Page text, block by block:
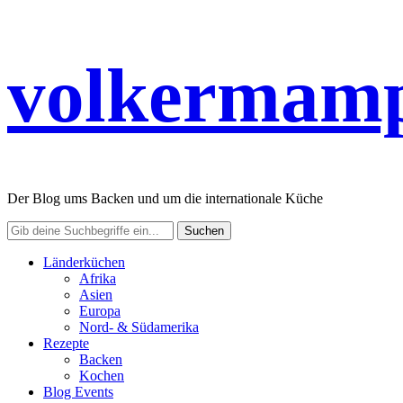
Der Blog ums Backen und um die internationale Küche
Länderküchen
Afrika
Asien
Europa
Nord- & Südamerika
Rezepte
Backen
Kochen
Blog Events